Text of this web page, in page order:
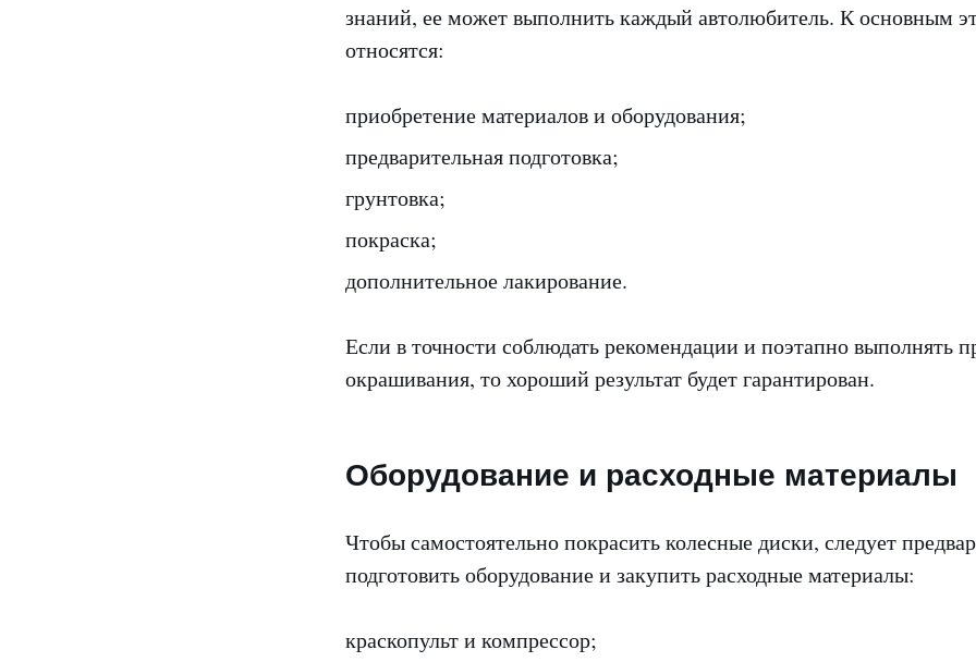
знаний, ее может выполнить каждый автолюбитель. К основным
относятся:
приобретение материалов и оборудования;
предварительная подготовка;
грунтовка;
покраска;
дополнительное лакирование.
Если в точности соблюдать рекомендации и поэтапно выполнять
окрашивания, то хороший результат будет гарантирован.
Оборудование и расходные материалы
Чтобы самостоятельно покрасить колесные диски, следует
подготовить оборудование и закупить расходные материалы:
краскопульт и компрессор;